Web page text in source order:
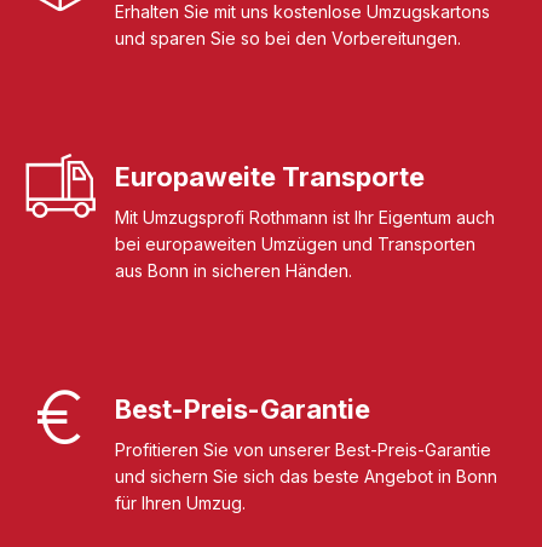
Erhalten Sie mit uns kostenlose Umzugskartons
und sparen Sie so bei den Vorbereitungen.
Europaweite Transporte
Mit Umzugsprofi Rothmann ist Ihr Eigentum auch
bei europaweiten Umzügen und Transporten
aus Bonn in sicheren Händen.
Best-Preis-Garantie
Profitieren Sie von unserer Best-Preis-Garantie
und sichern Sie sich das beste Angebot in Bonn
für Ihren Umzug.